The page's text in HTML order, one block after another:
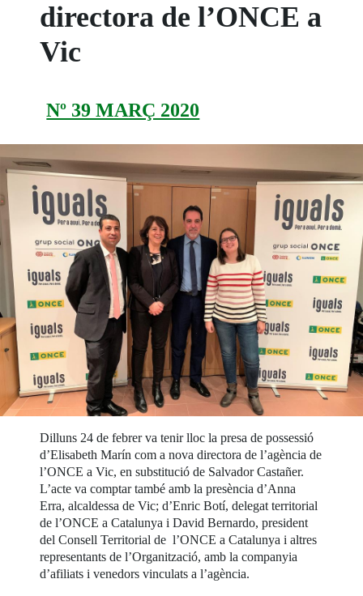
directora de l’ONCE a
Vic
Nº 39 MARÇ 2020
Dilluns 24 de febrer va tenir lloc la presa de possessió
d’Elisabeth Marín com a nova directora de l’agència de
l’ONCE a Vic, en substitució de Salvador Castañer.
L’acte va comptar també amb la presència d’Anna
Erra, alcaldessa de Vic; d’Enric Botí, delegat territorial
de l’ONCE a Catalunya i David Bernardo, president
del Consell Territorial de l’ONCE a Catalunya i altres
representants de l’Organització, amb la companyia
d’afiliats i venedors vinculats a l’agència.